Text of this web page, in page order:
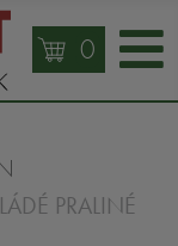
0
PRALINÉ